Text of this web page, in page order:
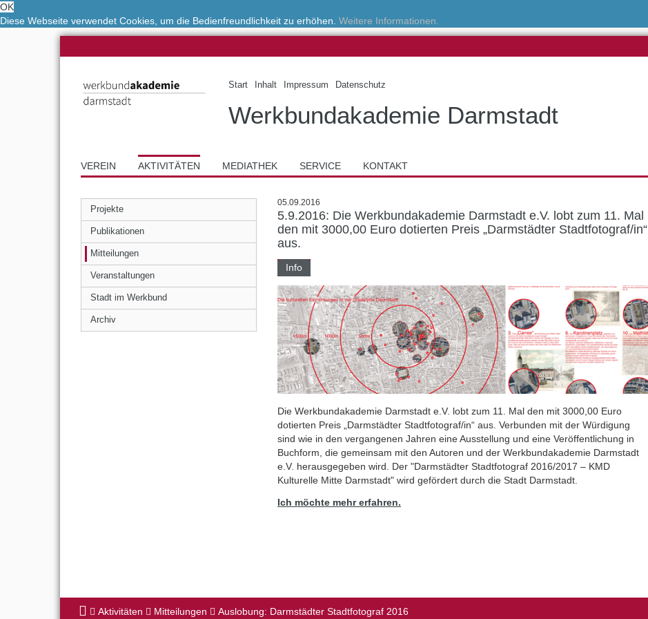
OK
Diese Webseite verwendet Cookies, um die Bedienfreundlichkeit zu erhöhen. Weitere Informationen.
Start Inhalt Impressum Datenschutz
Werkbundakademie Darmstadt
VEREIN AKTIVITÄTEN MEDIATHEK SERVICE KONTAKT
Projekte
Publikationen
Mitteilungen
Veranstaltungen
Stadt im Werkbund
Archiv
05.09.2016
5.9.2016: Die Werkbundakademie Darmstadt e.V. lobt zum 11. Mal
den mit 3000,00 Euro dotierten Preis „Darmstädter Stadtfotograf/in“
aus.
Info
Die Werkbundakademie Darmstadt e.V. lobt zum 11. Mal den mit 3000,00 Euro
dotierten Preis „Darmstädter Stadtfotograf/in“ aus. Verbunden mit der Würdigung
sind wie in den vergangenen Jahren eine Ausstellung und eine Veröffentlichung in
Buchform, die gemeinsam mit den Autoren und der Werkbundakademie Darmstadt
e.V. herausgegeben wird. Der "Darmstädter Stadtfotograf 2016/2017 – KMD
Kulturelle Mitte Darmstadt" wird gefördert durch die Stadt Darmstadt.
Ich möchte mehr erfahren.
Aktivitäten Mitteilungen Auslobung: Darmstädter Stadtfotograf 2016